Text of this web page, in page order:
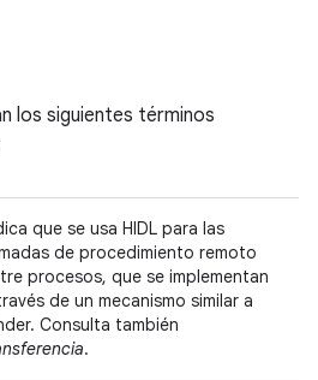
los siguientes términos
que se usa HIDL para las
de procedimiento remoto
procesos, que se implementan
de un mecanismo similar a
Consulta también
.